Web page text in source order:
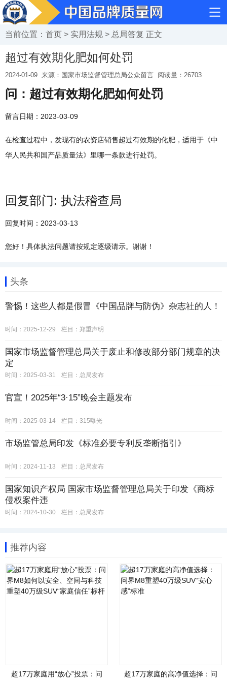
当前位置： 首页 > 实用法规 > 总局答复 正文
超过有效期化肥如何处罚
2024-01-09 来源：国家市场监督管理总局公众留言 阅读量： 26703
问：超过有效期化肥如何处罚
留言日期：2023-03-09
在检查过程中，发现有的农资店销售超过有效期的化肥，适用于《中
华人民共和国产品质量法》里哪一条款进行处罚。
回复部门: 执法稽查局
回复时间：2023-03-13
您好！具体执法问题请按规定逐级请示。谢谢！
头条
警惕！这些人都是假冒《中国品牌与防伪》杂志社的人！
时间：2025-12-29 栏目： 郑重声明
国家市场监督管理总局关于废止和修改部分部门规章的决
定
时间：2025-03-31 栏目： 总局发布
官宣！2025年“3·15”晚会主题发布
时间：2025-03-14 栏目： 315曝光
市场监管总局印发《标准必要专利反垄断指引》
时间：2024-11-13 栏目： 总局发布
国家知识产权局 国家市场监督管理总局关于印发《商标
侵权案件违
时间：2024-10-30 栏目： 总局发布
推荐内容
超17万家庭用“放心”投票：问
超17万家庭的高净值选择：问